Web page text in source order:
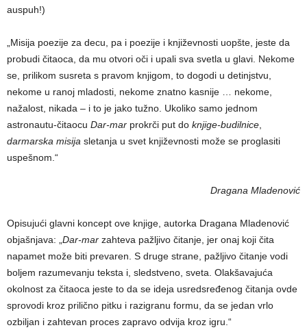
auspuh!)
„Misija poezije za decu, pa i poezije i književnosti uopšte, jeste da
probudi čitaoca, da mu otvori oči i upali sva svetla u glavi. Nekome
se, prilikom susreta s pravom knjigom, to dogodi u detinjstvu,
nekome u ranoj mladosti, nekome znatno kasnije … nekome,
nažalost, nikada – i to je jako tužno. Ukoliko samo jednom
astronautu-čitaocu Dar-mar prokrči put do knjige-budilnice
darmarska misija sletanja u svet književnosti može se proglasiti
uspešnom.“
Dragana Mladenović
Opisujući glavni koncept ove knjige, autorka Dragana Mladenović
objašnjava: „ Dar-mar zahteva pažljivo čitanje, jer onaj koji čita
napamet može biti prevaren. S druge strane, pažljivo čitanje vodi
boljem razumevanju teksta i, sledstveno, sveta. Olakšavajuća
okolnost za čitaoca jeste to da se ideja usredsređenog čitanja ovde
sprovodi kroz prilično pitku i razigranu formu, da se jedan vrlo
ozbiljan i zahtevan proces zapravo odvija kroz igru.“